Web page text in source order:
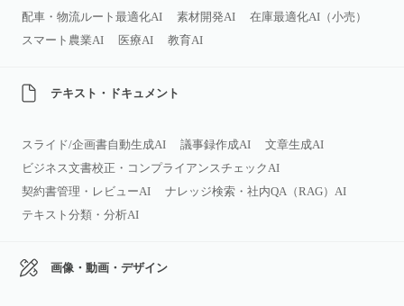
配車・物流ルート最適化AI
素材開発AI
在庫最適化AI（小売）
スマート農業AI
医療AI 教育AI
テキスト・ドキュメント
スライド/企画書自動生成AI 議事録作成AI
文章生成AI
ビジネス文書校正・コンプライアンスチェックAI
契約書管理・レビューAI
ナレッジ検索・社内QA（RAG）AI
テキスト分類・分析AI
画像・動画・デザイン